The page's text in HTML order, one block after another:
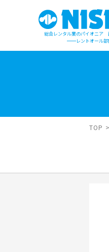
総合レンタル業のパイオニア
レントオール
イ
デ
TOP >